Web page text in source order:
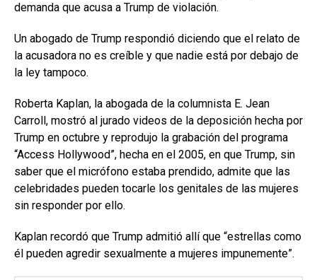
demanda que acusa a Trump de violación.
Un abogado de Trump respondió diciendo que el relato de
la acusadora no es creíble y que nadie está por debajo de
la ley tampoco.
Roberta Kaplan, la abogada de la columnista E. Jean
Carroll, mostró al jurado videos de la deposición hecha por
Trump en octubre y reprodujo la grabación del programa
“Access Hollywood”, hecha en el 2005, en que Trump, sin
saber que el micrófono estaba prendido, admite que las
celebridades pueden tocarle los genitales de las mujeres
sin responder por ello.
Kaplan recordó que Trump admitió allí que “estrellas como
él pueden agredir sexualmente a mujeres impunemente”.